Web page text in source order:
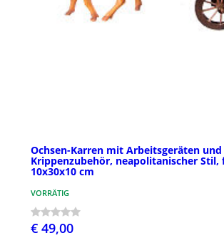
Ochsen-Karren mit Arbeitsgeräten und
Krippenzubehör, neapolitanischer Stil,
10x30x10 cm
VORRÄTIG
€ 49,00